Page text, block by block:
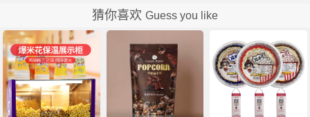
猜你喜欢 Guess you like